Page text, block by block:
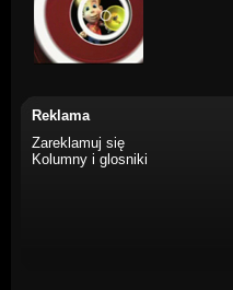
Reklama
Zareklamuj się
Kolumny i glosniki